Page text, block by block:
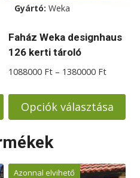
Gyártó: Weka
Faház Weka designhaus
126 kerti tároló
1088000 Ft – 1380000 Ft
-
Opciók választása
a
Azonnal elvihető